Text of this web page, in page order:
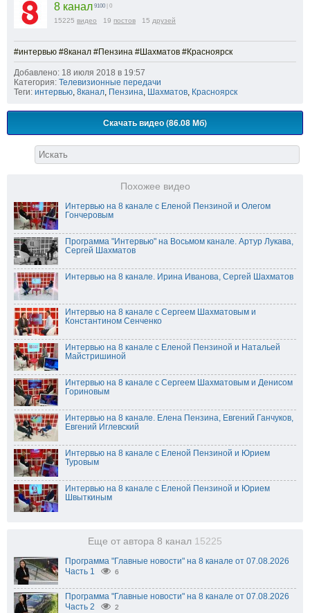
8 канал 9100 | 0
15225 видео 19 постов 15 друзей
#интервью #8канал #Пензина #Шахматов #Красноярск
Добавлено: 18 июля 2018 в 19:57
Категория: Телевизионные передачи
Теги: интервью, 8канал, Пензина, Шахматов, Красноярск
Скачать видео (86.08 Мб)
Похожее видео
Интервью на 8 канале с Еленой Пензиной и Олегом
Гончеровым
Программа "Интервью" на Восьмом канале. Артур Лукава,
Сергей Шахматов
Интервью на 8 канале. Ирина Иванова, Сергей Шахматов
Интервью на 8 канале с Сергеем Шахматовым и
Константином Сенченко
Интервью на 8 канале с Еленой Пензиной и Натальей
Майстришиной
Интервью на 8 канале с Сергеем Шахматовым и Денисом
Гориновым
Интервью на 8 канале. Елена Пензина, Евгений Ганчуков,
Евгений Иглевский
Интервью на 8 канале с Еленой Пензиной и Юрием
Туровым
Интервью на 8 канале с Еленой Пензиной и Юрием
Швыткиным
Еще от автора 8 канал 15225
Программа "Главные новости" на 8 канале от 07.08.2026
Часть 1
6
Программа "Главные новости" на 8 канале от 07.08.2026
Часть 2
2